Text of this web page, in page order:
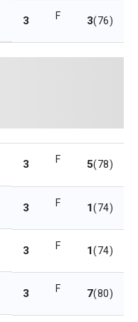
3 F 3(76)
3 F 5(78)
3 F 1(74)
3 F 1(74)
3 F 7(80)